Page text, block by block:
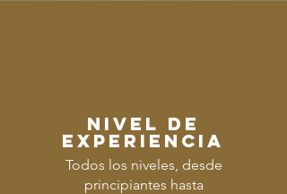
Nivel de
experiencia
Todos los niveles, desde
principiantes hasta